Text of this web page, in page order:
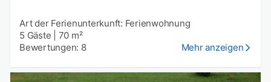
Art der Ferienunterkunft: Ferienwohnung
5 Gäste
70 m²
Bewertungen: 8
Mehr anzeigen